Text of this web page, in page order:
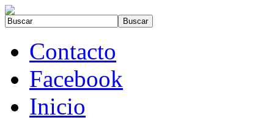
Contacto
Facebook
Inicio